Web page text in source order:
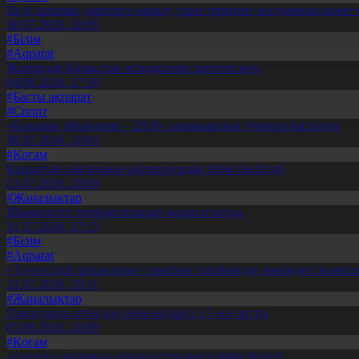
Енді салалық дәрігерге қаралу үшін терапевт жолдамасы қажет
30.07.2026, 20:05
#Білім
#Aqparat
Жапондар Қазақстан өсімдіктерін зерттеп жүр
04.08.2026, 17:30
#Басты ақпарат
#Спорт
«Болашақ ойындары – 2026» халықаралық турнирі басталды
30.07.2026, 10:01
#Қоғам
Құрылтай сайлауына үміткерлердің тізімі бекітілді
13.07.2026, 20:03
#Жаңалықтар
Шымкентте теміржолшылар марапатталды
31.07.2026, 17:15
#Білім
#Aqparat
«Тәуелсіздік ұрпақтары» грантын тағайындау жөніндегі
31.07.2026, 20:11
#Жаңалықтар
Павлодарда отандық өнім өндірісі 1,5 есе артты
05.08.2026, 20:06
#Қоғам